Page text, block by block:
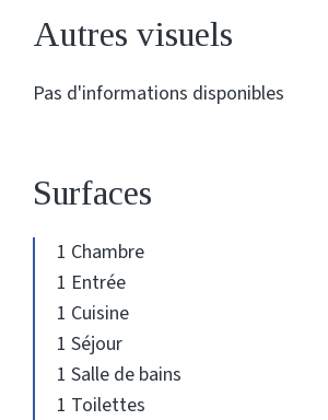
Autres visuels
Pas d'informations disponibles
Surfaces
1 Chambre
1 Entrée
1 Cuisine
1 Séjour
1 Salle de bains
1 Toilettes